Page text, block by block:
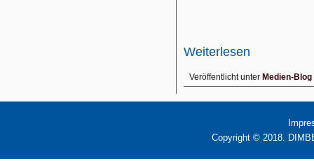
Weiterlesen
Veröffentlicht unter Medien-Blog
Copyright © 2018.